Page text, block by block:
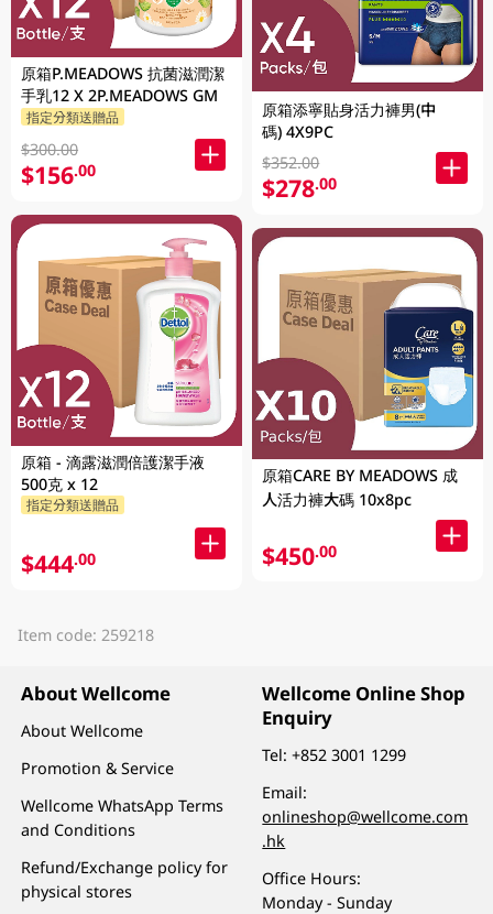
原箱P.MEADOWS 抗菌滋潤潔
手乳12 X 2P.MEADOWS GM
指定分類送贈品
$300.00
$156.00
原箱 - 滴露滋潤倍護潔手液
500克 x 12
指定分類送贈品
$444.00
原箱添寧貼身活力褲男(中
碼) 4X9PC
$352.00
$278.00
原箱CARE BY MEADOWS 成
人活力褲大碼 10x8pc
$450.00
Item code: 259218
About Wellcome
About Wellcome
Promotion & Service
Wellcome WhatsApp Terms
and Conditions
Refund/Exchange policy for
physical stores
Wellcome Online Shop
Enquiry
Tel:+852 3001 1299
Email:
onlineshop@wellcome.com
.hk
Office Hours:
Monday - Sunday